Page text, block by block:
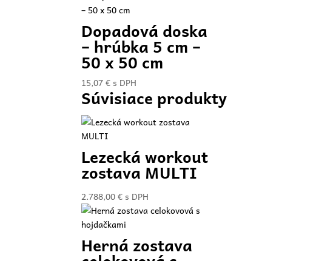
Dopadová doska
– hrúbka 5 cm –
50 x 50 cm
15,07€ s DPH
Súvisiace produkty
Lezecká workout
zostava MULTI
2.788,00€ s DPH
Herná zostava